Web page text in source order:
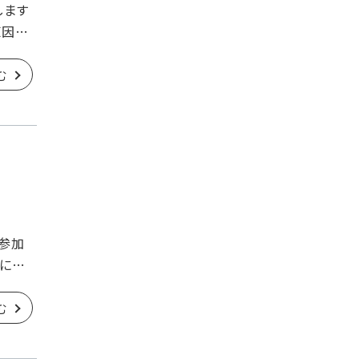
す
を
加
向